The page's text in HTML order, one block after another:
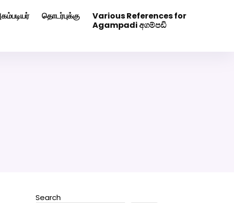
தொடர்புக்கு
Various References for
Agampadi අගම්පඩි
Search
Click Here to Download Matrimony App